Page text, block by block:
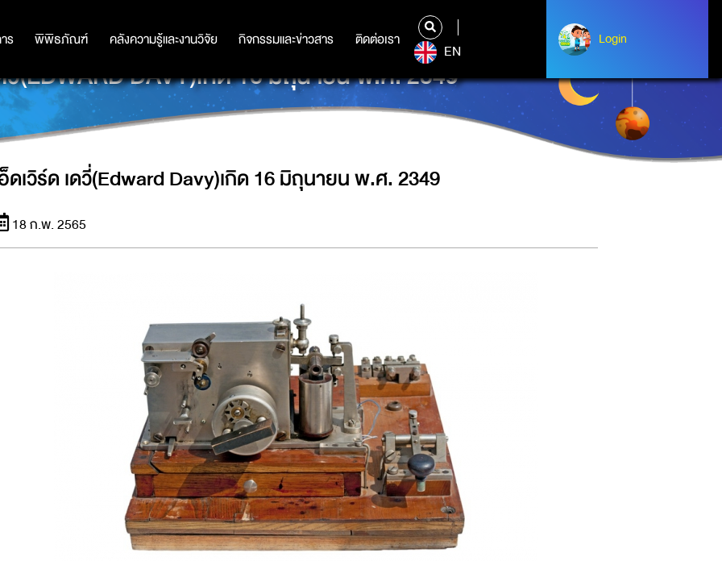
ร พิพิธภัณฑ์ คลังความรู้และงานวิจัย กิจกรรมและข่าวสาร ติดต่อเรา
ร พิพิธภัณฑ์ คลังความรู้และงานวิจัย กิจกรรมและข่าวสาร ติดต่อเรา
EN
Login
Login
วี่(EDWARD DAVY)เกิด 16 มิถุนายน พ.ศ. 2349
ดเวิร์ด เดวี่(Edward Davy)เกิด 16 มิถุนายน พ.ศ. 2349
18 ก.พ. 2565